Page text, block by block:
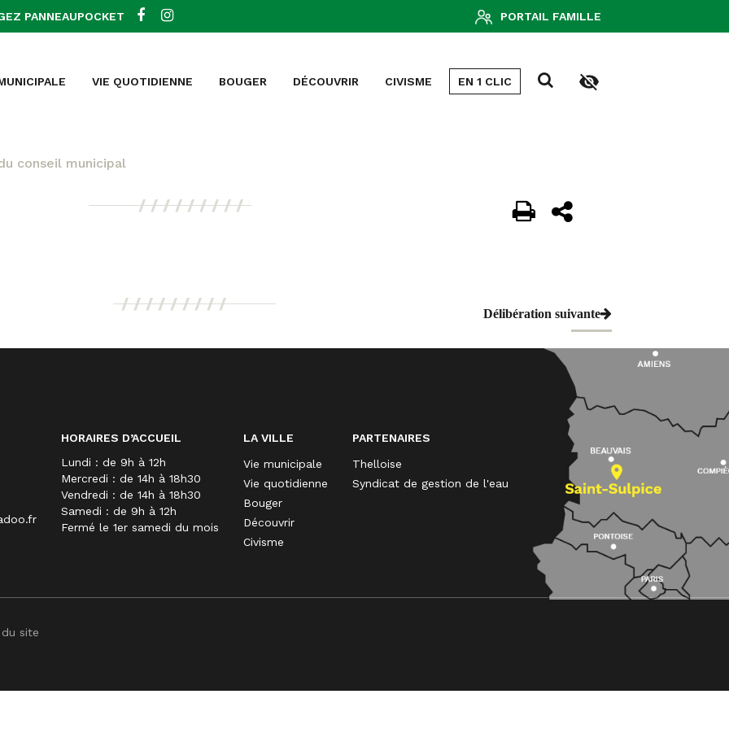
PANNEAUPOCKET PORTAIL FAMILLE
VIE QUOTIDIENNE BOUGER DÉCOUVRIR CIVISME EN 1 CLIC
conseil municipal
DE LA RÉUNION DU
Délibération suivante
HORAIRES D’ACCUEIL
Lundi : de 9h à 12h
Mercredi : de 14h à 18h30
Vendredi : de 14h à 18h30
Samedi : de 9h à 12h
Fermé le 1er samedi du mois
LA VILLE
Vie municipale
Vie quotidienne
Bouger
Découvrir
Civisme
PARTENAIRES
Thelloise
Syndicat de gestion de l'eau
du site